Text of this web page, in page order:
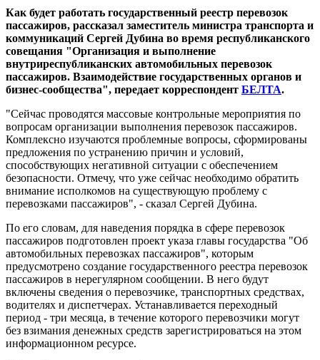
Как будет работать государственный реестр перевозок
пассажиров, рассказал заместитель министра транспорта и
коммуникаций Сергей Дубина во время республиканского
совещания "Организация и выполнение
внутриреспубликанских автомобильных перевозок
пассажиров. Взаимодействие государственных органов и
бизнес-сообщества", передает корреспондент БЕЛТА.
"Сейчас проводятся массовые контрольные мероприятия по
вопросам организации выполнения перевозок пассажиров.
Комплексно изучаются проблемные вопросы, сформированы
предложения по устранению причин и условий,
способствующих негативной ситуации с обеспечением
безопасности. Отмечу, что уже сейчас необходимо обратить
внимание исполкомов на существующую проблему с
перевозками пассажиров", - сказал Сергей Дубина.
По его словам, для наведения порядка в сфере перевозок
пассажиров подготовлен проект указа главы государства "Об
автомобильных перевозках пассажиров", которым
предусмотрено создание государственного реестра перевозок
пассажиров в нерегулярном сообщении. В него будут
включены сведения о перевозчике, транспортных средствах,
водителях и диспетчерах. Устанавливается переходный
период - три месяца, в течение которого перевозчики могут
без взимания денежных средств зарегистрироваться на этом
информационном ресурсе.